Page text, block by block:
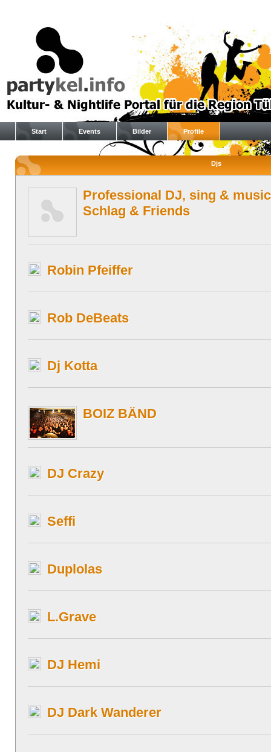
Start Events Bilder Profile
Djs
Professional DJ, sing &
Schlag & Friends
Robin Pfeiffer
Rob DeBeats
Dj Kotta
BOIZ BÄND
DJ Crazy
Seffi
Duplolas
L.Grave
DJ Hemi
DJ Dark Wanderer